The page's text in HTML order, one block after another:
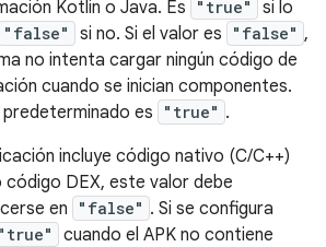
Kotlin o Java. Es "true"
si lo
"false" si no. Si el valor es "false" ,
no intenta cargar ningún código de
cuando se inician componentes.
predeterminado es
"true" .
incluye código nativo (C/C++)
código DEX, este valor debe
en
"false" . Si se configura
"true"
cuando el APK no contiene